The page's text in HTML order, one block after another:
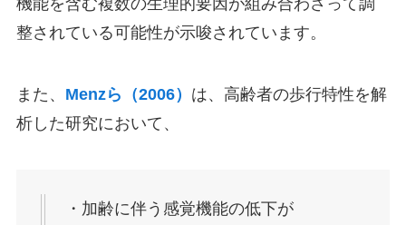
整されている可能性が示唆されています。
また、 Menzら（2006） は、高齢者の歩行特性を解
析した研究において、
・加齢に伴う感覚機能の低下が